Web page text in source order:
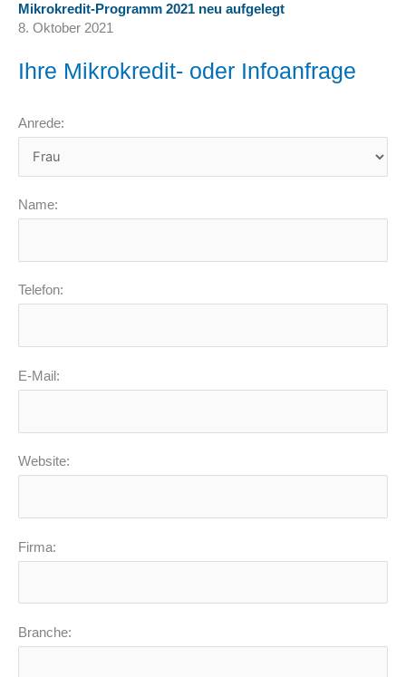
Mikrokredit-Programm 2021 neu aufgelegt
8. Oktober 2021
Ihre Mikrokredit- oder Infoanfrage
Anrede:
Name:
Telefon:
E-Mail:
Website:
Firma:
Branche: